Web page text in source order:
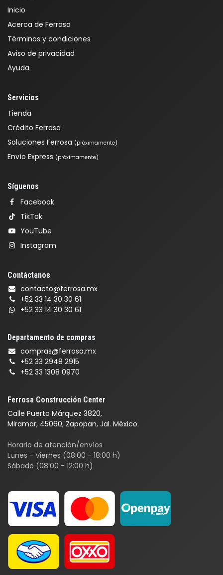
Inicio
Acerca de Ferrosa
Términos y condiciones
Aviso de privacidad
Ayuda
Servicios
Tienda
Crédito Ferrosa
Soluciones Ferrosa (próximamente)
Envío Express (próximamente)
Ferrosa Construcción Center
Calle Puerto Márquez 3820,
Miramar, 45060, Zapopan, Jal. México.
Horario de atención/envíos
Lunes - Viernes (08:00 - 18:00 h)
Sábado (08:00 - 12:00 h)
Síguenos
Facebook
TikTok
YouTube
Instagram
Contáctanos
contacto@ferrosa.mx
+52 33 14 30 30 61
+52 33 14 30 30 61
Departamento de compras
compras@ferrosa.mx
+52 33 2948 2915
+52 33 1308 0970